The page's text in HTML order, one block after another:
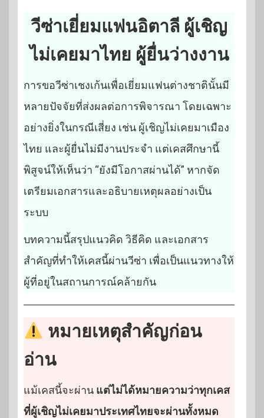
วีซ่าเยี่ยมแฟนอิตาลี ผู้เชิญ
ไม่เคยมาไทย ผู้ยื่นว่างงาน
การขอวีซ่าเชงเก้นเพื่อเยี่ยมแฟนต่างชาตินั้นมี
หลายปัจจัยที่ส่งผลต่อการพิจารณา โดยเฉพาะ
อย่างยิ่งในกรณีเสี่ยง เช่น ผู้เชิญไม่เคยมาเมือง
ไทย และผู้ยื่นไม่มีงานประจำ แต่เคสศึกษานี้
พิสูจน์ให้เห็นว่า “ยังมีโอกาสผ่านได้” หากจัด
เตรียมเอกสารและอธิบายเหตุผลอย่างเป็น
ระบบ
บทความนี้สรุปแนวคิด วิธีคิด และเอกสาร
สำคัญที่ทำให้เคสนี้ผ่านวีซ่า เพื่อเป็นแนวทางให้
ผู้ที่อยู่ในสถานการณ์คล้ายกัน
หมายเหตุสำคัญก่อน
อ่าน
แม้เคสนี้จะผ่าน แต่ไม่ได้หมายความว่าทุกเคส
ที่ผู้เชิญไม่เคยมาประเทศไทยจะผ่านทั้งหมด